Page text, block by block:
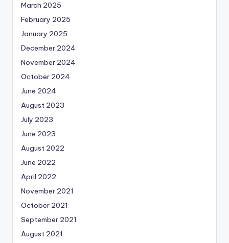
March 2025
February 2025
January 2025
December 2024
November 2024
October 2024
June 2024
August 2023
July 2023
June 2023
August 2022
June 2022
April 2022
November 2021
October 2021
September 2021
August 2021